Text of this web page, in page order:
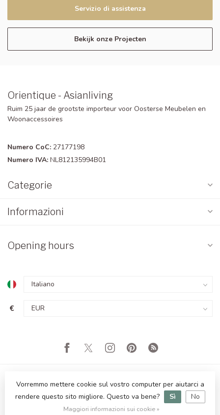
Servizio di assistenza
Bekijk onze Projecten
Orientique - Asianliving
Ruim 25 jaar de grootste importeur voor Oosterse Meubelen en
Woonaccessoires
Numero CoC: 27177198
Numero IVA: NL812135994B01
Categorie
Informazioni
Opening hours
€
© Copyright 2026 Orientique - Asianliving
Vorremmo mettere cookie sul vostro computer per aiutarci a
rendere questo sito migliore. Questo va bene?
Sì No
Maggiori informazioni sui cookie »